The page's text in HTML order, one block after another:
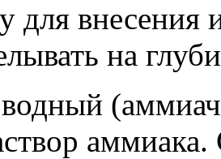
для внесения
на